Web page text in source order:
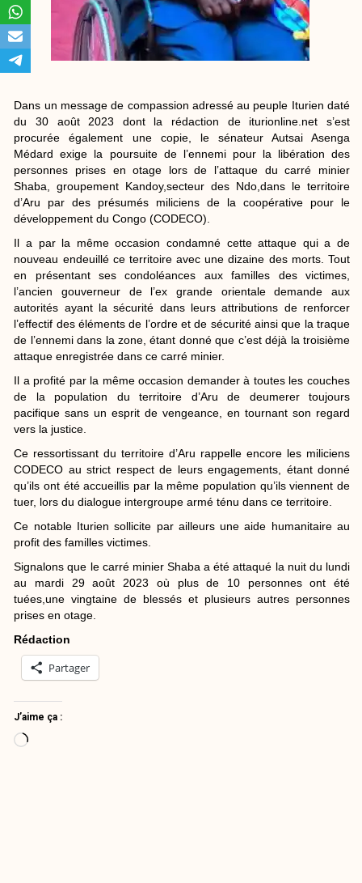
Dans un message de compassion adressé au peuple Iturien daté
du 30 août 2023 dont la rédaction de iturionline.net s’est
procurée également une copie, le sénateur Autsai Asenga
Médard exige la poursuite de l’ennemi pour la libération des
personnes prises en otage lors de l’attaque du carré minier
Shaba, groupement Kandoy,secteur des Ndo,dans le territoire
d’Aru par des présumés miliciens de la coopérative pour le
développement du Congo (CODECO).
Il a par la même occasion condamné cette attaque qui a de
nouveau endeuillé ce territoire avec une dizaine des morts. Tout
en présentant ses condoléances aux familles des victimes,
l’ancien gouverneur de l’ex grande orientale demande aux
autorités ayant la sécurité dans leurs attributions de renforcer
l’effectif des éléments de l’ordre et de sécurité ainsi que la traque
de l’ennemi dans la zone, étant donné que c’est déjà la troisième
attaque enregistrée dans ce carré minier.
Il a profité par la même occasion demander à toutes les couches
de la population du territoire d’Aru de deumerer toujours
pacifique sans un esprit de vengeance, en tournant son regard
vers la justice.
Ce ressortissant du territoire d’Aru rappelle encore les miliciens
CODECO au strict respect de leurs engagements, étant donné
qu’ils ont été accueillis par la même population qu’ils viennent de
tuer, lors du dialogue intergroupe armé ténu dans ce territoire.
Ce notable Iturien sollicite par ailleurs une aide humanitaire au
profit des familles victimes.
Signalons que le carré minier Shaba a été attaqué la nuit du lundi
au mardi 29 août 2023 où plus de 10 personnes ont été
tuées,une vingtaine de blessés et plusieurs autres personnes
prises en otage.
Rédaction
Partager
J’aime ça :